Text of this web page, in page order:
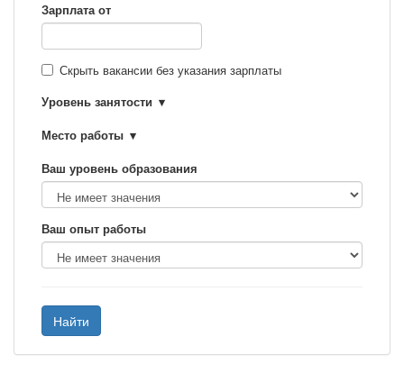
Зарплата от
Скрыть вакансии без указания зарплаты
Уровень занятости
Место работы
Ваш уровень образования
Ваш опыт работы
Найти